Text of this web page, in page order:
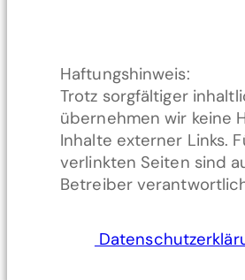
Haftungshinweis:
Trotz sorgfältiger
übernehmen wir keine
Inhalte externer Links.
verlinkten Seiten sind
Betreiber